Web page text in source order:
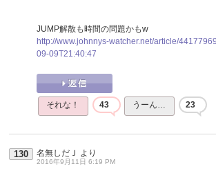
JUMP解散も時間の問題かもw
http://www.johnnys-watcher.net/article/
09-09T21:40:47
それな！ 43 うーん… 23
130 名無しだＪ より
2016年9月11日 6:19 PM